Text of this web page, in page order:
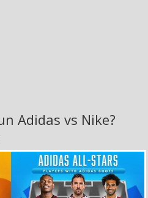
Adidas vs Nike?